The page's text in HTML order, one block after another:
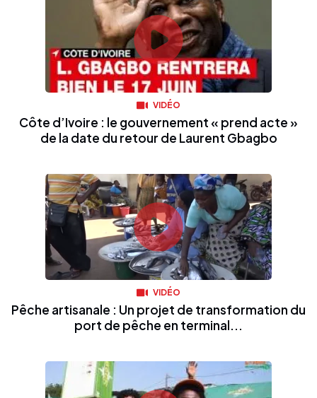
VIDÉO
Côte d’Ivoire : le gouvernement « prend acte »
de la date du retour de Laurent Gbagbo
VIDÉO
Pêche artisanale : Un projet de transformation du
port de pêche en terminal...